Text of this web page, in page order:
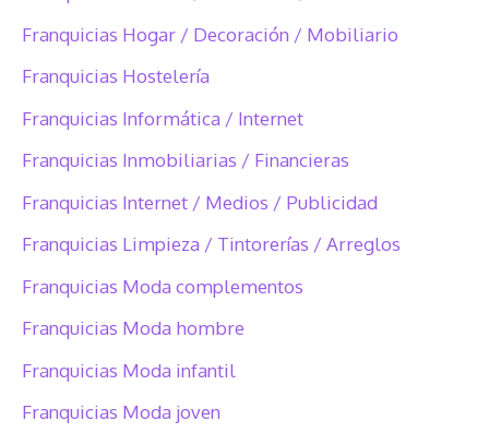
Franquicias Hogar / Decoración / Mobiliario
Franquicias Hostelería
Franquicias Informática / Internet
Franquicias Inmobiliarias / Financieras
Franquicias Internet / Medios / Publicidad
Franquicias Limpieza / Tintorerías / Arreglos
Franquicias Moda complementos
Franquicias Moda hombre
Franquicias Moda infantil
Franquicias Moda joven